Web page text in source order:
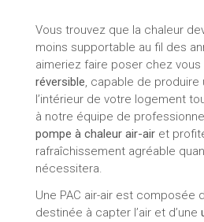
Vous trouvez que la chaleur
moins supportable au fil des
aimeriez faire poser chez vous
réversible, capable de produire
l’intérieur de votre logement
à notre équipe de
pompe à chaleur air-air et
rafraîchissement agréable
nécessitera.
Une PAC air-air est composée
destinée à capter l’air et d’une